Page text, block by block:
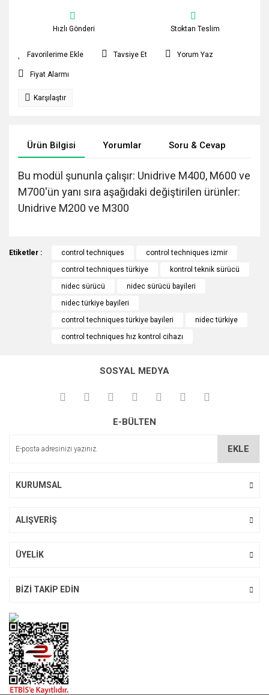
Hızlı Gönderi Stoktan Teslim
Tavsiye Et Yorum Yaz
Fiyat Alarmı
Karşılaştır
Ürün Bilgisi Yorumlar Soru & Cevap
Bu modül şununla çalışır: Unidrive M400, M600 ve
M700'ün yanı sıra aşağıdaki değiştirilen ürünler:
Unidrive M200 ve M300
Bu ürüne ilk yorumu siz yapın!
Ürün hakkında henüz soru sorulmamış.
konularda yetersiz gördüğünüz noktaları öneri formunu
kullanarak tarafımıza iletebilirsiniz.
Görüş ve önerileriniz için teşekkür ederiz.
Ürün resmi kalitesiz, bozuk veya görüntülenemiyor.
Ürün açıklamasında eksik bilgiler bulunuyor.
Ürün bilgilerinde hatalar bulunuyor.
Bu ürüne benzer farklı alternatifler olmalı.
Etiketler : control techniques
control techniques izmir
control techniques türkiye
kontrol teknik sürücü
nidec sürücü
nidec sürücü bayileri
nidec türkiye bayileri
control techniques türkiye bayileri
nidec türkiye
control techniques hız kontrol cihazı
SOSYAL MEDYA
E-BÜLTEN
EKLE
KURUMSAL
ALIŞVERİŞ
ÜYELİK
BİZİ TAKİP EDİN